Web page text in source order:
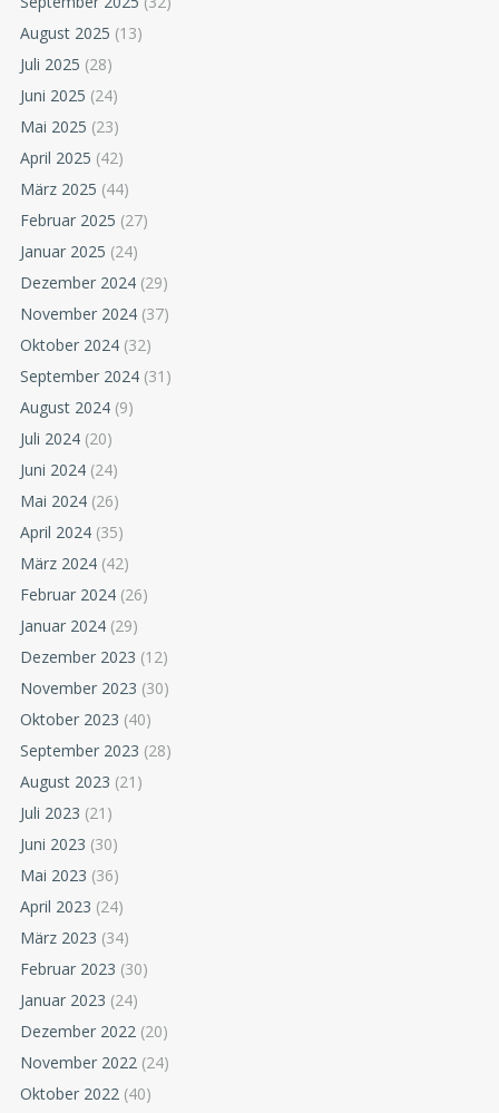
August 2025 (13)
Juli 2025 (28)
Juni 2025 (24)
Mai 2025 (23)
April 2025 (42)
März 2025 (44)
Februar 2025 (27)
Januar 2025 (24)
Dezember 2024 (29)
November 2024 (37)
Oktober 2024 (32)
September 2024 (31)
August 2024 (9)
Juli 2024 (20)
Juni 2024 (24)
Mai 2024 (26)
April 2024 (35)
März 2024 (42)
Februar 2024 (26)
Januar 2024 (29)
Dezember 2023 (12)
November 2023 (30)
Oktober 2023 (40)
September 2023 (28)
August 2023 (21)
Juli 2023 (21)
Juni 2023 (30)
Mai 2023 (36)
April 2023 (24)
März 2023 (34)
Februar 2023 (30)
Januar 2023 (24)
Dezember 2022 (20)
November 2022 (24)
Oktober 2022 (40)